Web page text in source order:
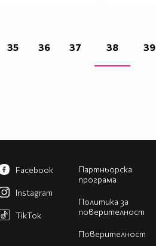
35 36 37 38 39
Партньорска
програма
Политика за
поверителност
Поверителност
Facebook
Instagram
TikTok